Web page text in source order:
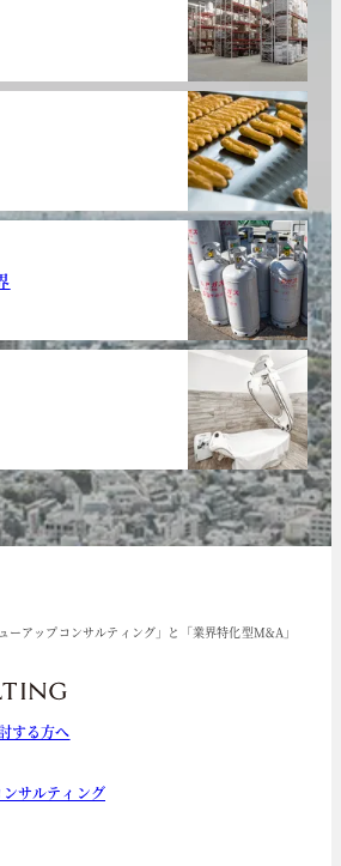
ーアップコンサルティング」と「業界特化型M&A」
する方へ
サルティング